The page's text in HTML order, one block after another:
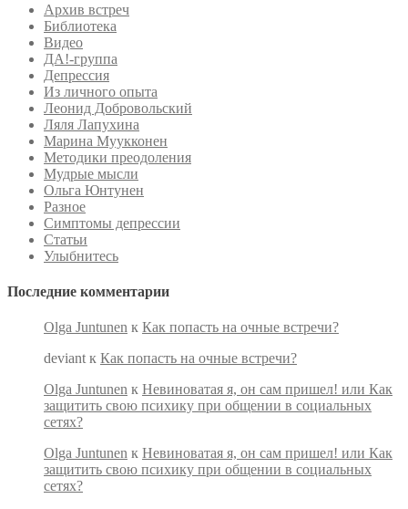
Архив встреч
Библиотека
Видео
ДА!-группа
Депрессия
Из личного опыта
Леонид Добровольский
Ляля Лапухина
Марина Муукконен
Методики преодоления
Мудрые мысли
Ольга Юнтунен
Разное
Симптомы депрессии
Статьи
Улыбнитесь
Последние комментарии
Olga Juntunen к Как попасть на очные встречи?
deviant к Как попасть на очные встречи?
Olga Juntunen к Невиноватая я, он сам пришел! или Как
защитить свою психику при общении в социальных
сетях?
Olga Juntunen к Невиноватая я, он сам пришел! или Как
защитить свою психику при общении в социальных
сетях?